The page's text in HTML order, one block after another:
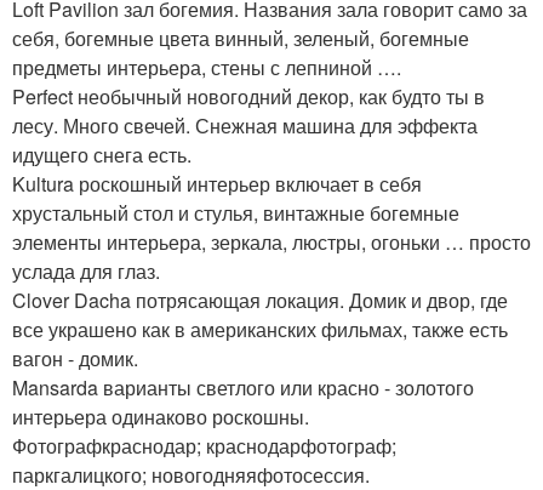
Loft Pavilion зал богемия. Названия зала говорит само за
себя, богемные цвета винный, зеленый, богемные
предметы интерьера, стены с лепниной ….
Perfect необычный новогодний декор, как будто ты в
лесу. Много свечей. Снежная машина для эффекта
идущего снега есть.
Kultura роскошный интерьер включает в себя
хрустальный стол и стулья, винтажные богемные
элементы интерьера, зеркала, люстры, огоньки … просто
услада для глаз.
Clover Dacha потрясающая локация. Домик и двор, где
все украшено как в американских фильмах, также есть
вагон - домик.
Mansarda варианты светлого или красно - золотого
интерьера одинаково роскошны.
Фотографкраснодар; краснодарфотограф;
паркгалицкого; новогодняяфотосессия.